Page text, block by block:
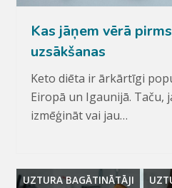
Kas jāņem vērā
uzsākšanas
Keto diēta ir ārkārtīgi
Eiropā un Igaunijā. Taču,
izmēģināt vai jau…
UZTURA BAGĀTINĀTĀJI